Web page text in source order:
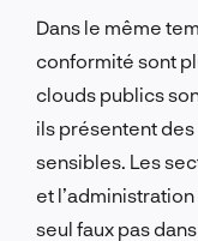
Dans le même
conformité sont
clouds publics
ils présentent des
sensibles. Les
et
seul faux pas